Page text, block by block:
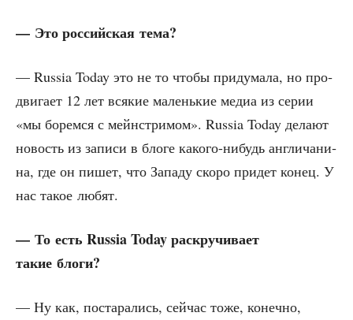
— Это рос­сий­ская тема?
— Russia Today это не то что­бы при­ду­ма­ла, но про­
дви­га­ет 12 лет вся­кие малень­кие медиа из серии
«мы борем­ся с мейн­стри­мом». Russia Today дела­ют
новость из запи­си в бло­ге како­го-нибудь англи­ча­ни­
на, где он пишет, что Запа­ду ско­ро при­дет конец. У
нас такое любят.
— То есть Russia Today рас­кру­чи­ва­ет
такие блоги?
— Ну как, поста­ра­лись, сей­час тоже, конеч­но,